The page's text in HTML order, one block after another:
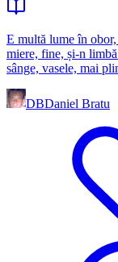
E multă lume în
miere, fine, și-n
sânge, vasele, mai
DBDaniel Bratu